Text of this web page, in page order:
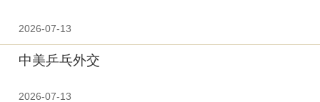
2026-07-13
中美乒乓外交
2026-07-13